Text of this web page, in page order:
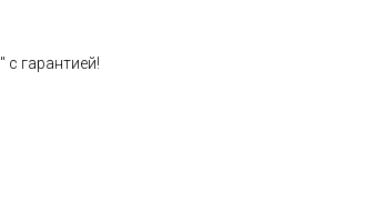
гарантией!